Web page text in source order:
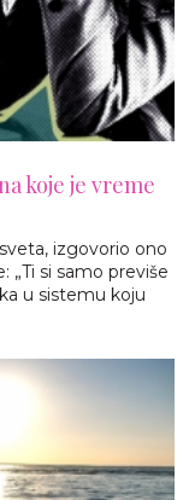
koje je vreme
izgovorio ono
„Ti si samo previše
u sistemu koju